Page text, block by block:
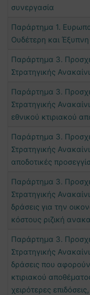
συνεργασία
Παράρτημα 1.
Ουδέτερη και
Παράρτημα 3.
Στρατηγικής
Παράρτημα 3.
Στρατηγικής
εθνικού κτιριακού
Παράρτημα 3.
Στρατηγικής
αποδοτικές
Παράρτημα 3.
Στρατηγικής
δράσεις για την
κόστους ριζική
Παράρτημα 3.
Στρατηγικής
δράσεις που
κτιριακού
χειρότερες